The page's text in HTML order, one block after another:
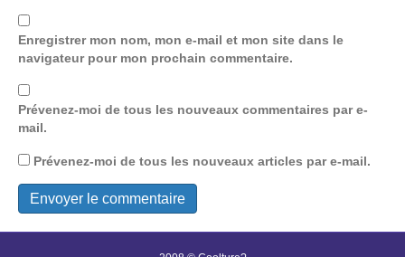
Enregistrer mon nom, mon e-mail et mon site dans le
navigateur pour mon prochain commentaire.
Prévenez-moi de tous les nouveaux commentaires par e-
mail.
Prévenez-moi de tous les nouveaux articles par e-mail.